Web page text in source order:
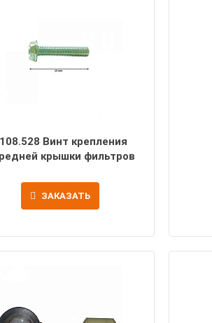
Винт крепления
крышки фильтров
ЗАКАЗАТЬ